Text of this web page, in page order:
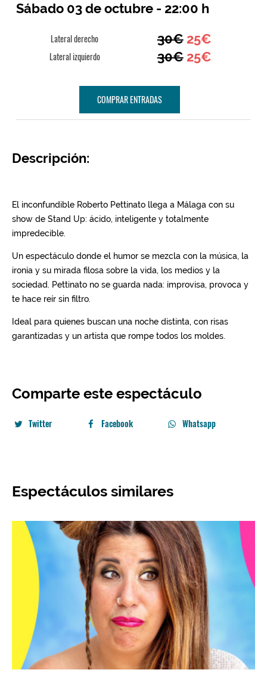
Sábado 03 de octubre - 22:00 h
Lateral derecho 30€ 25€
Lateral izquierdo 30€ 25€
COMPRAR ENTRADAS
Descripción:
Comparte este espectáculo
Twitter Facebook Whatsapp
Espectáculos similares